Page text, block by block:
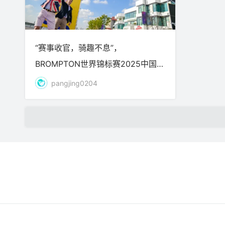
“赛事收官，骑趣不息”，
BROMPTON世界锦标赛2025中国站
精彩谢幕pangjing0204